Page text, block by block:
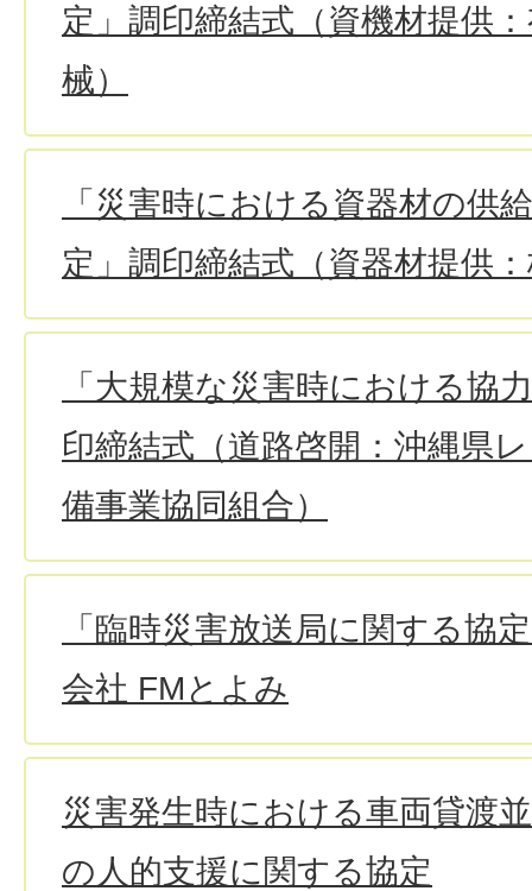
定」調印締結式（資機材提供
械）
「災害時における資器材の供
定」調印締結式（資器材提供
「大規模な災害時における協
印締結式（道路啓開：沖縄県
備事業協同組合）
「臨時災害放送局に関する協
会社 FMとよみ
災害発生時における車両貸渡
の人的支援に関する協定